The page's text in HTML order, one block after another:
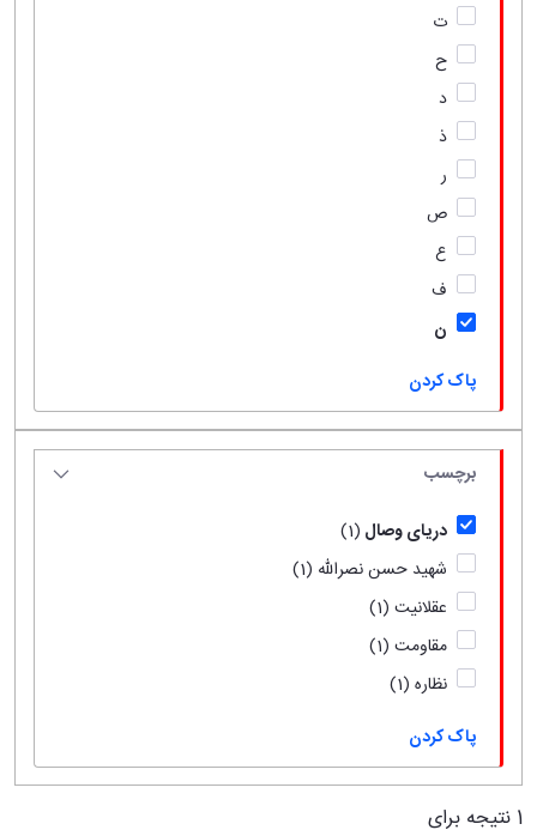
ت
ح
د
ذ
ر
ص
ع
ف
ن
پاک کردن
برچسب
دریای وصال (1)
شهید حسن نصرالله (1)
عقلانیت (1)
مقاومت (1)
نظاره (1)
پاک کردن
1 نتیجه برای